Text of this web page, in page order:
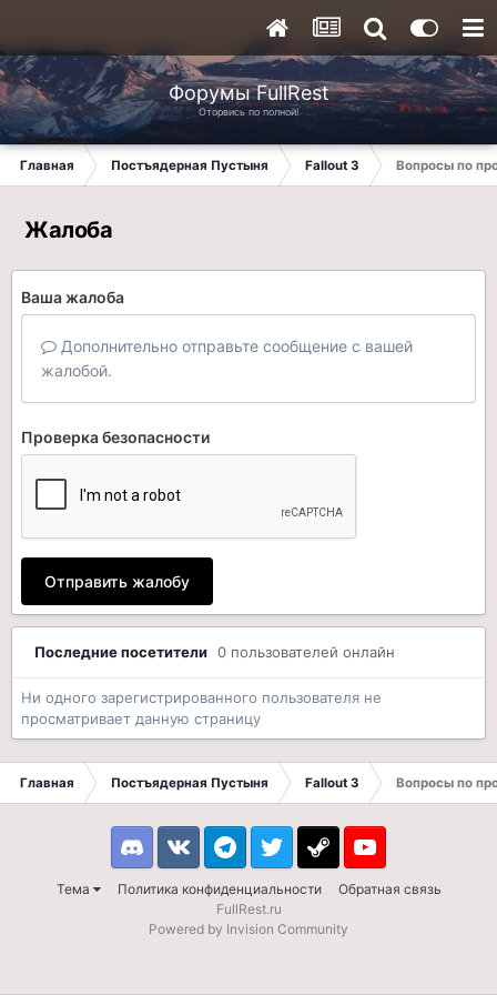
Форумы FullRest
Оторвись по полной!
Главная Постъядерная Пустыня Fallout 3 Вопросы по
Жалоба
Ваша жалоба
Дополнительно отправьте сообщение с вашей
жалобой.
Проверка безопасности
Отправить жалобу
Последние посетители 0 пользователей онлайн
Ни одного зарегистрированного пользователя не
просматривает данную страницу
Главная Постъядерная Пустыня Fallout 3 Вопросы по
Тема Политика конфиденциальности Обратная связь
DiscordVK TelegramTwitter Steam Youtube
FullRest.ru
Powered by Invision Community